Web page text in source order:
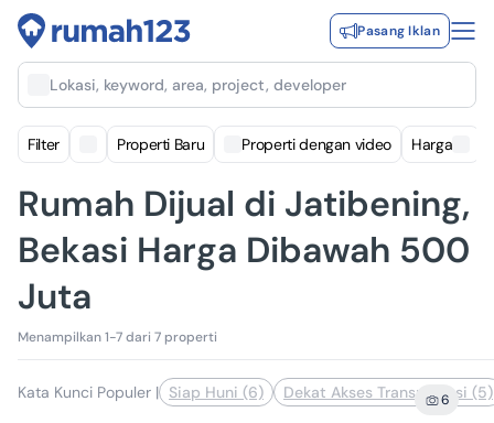
Pasang Iklan
Lokasi, keyword, area, project, developer
Filter Properti Baru Properti dengan video Harga
Rumah Dijual di Jatibening,
Bekasi Harga Dibawah 500
Juta
Menampilkan 1-7 dari 7 properti
Kata Kunci Populer | Siap Huni (6) Dekat Akses Transportasi (5)
6